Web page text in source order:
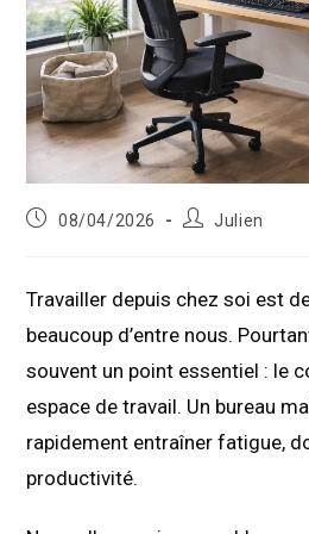
Publication
08/04/2026
Auteur/autrice
Julien
Travailler depuis chez soi est
beaucoup d’entre nous.
souvent un point essentiel : le
espace de travail. Un bureau
rapidement entraîner fatigue,
productivité.